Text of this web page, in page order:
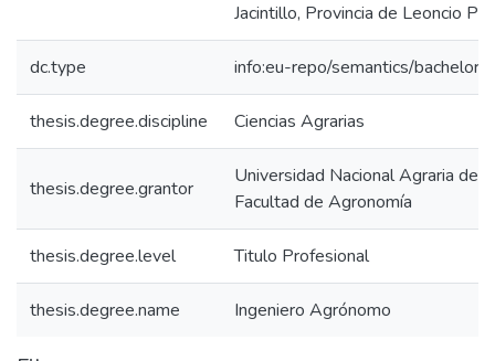
Jacintillo, Provincia de Leoncio
dc.type info:eu-repo/semantics/
thesis.degree.discipline Ciencias Agrarias
thesis.degree.grantor
Universidad Nacional Agraria de
Facultad de Agronomía
thesis.degree.level Titulo Profesional
thesis.degree.name Ingeniero Agrónomo